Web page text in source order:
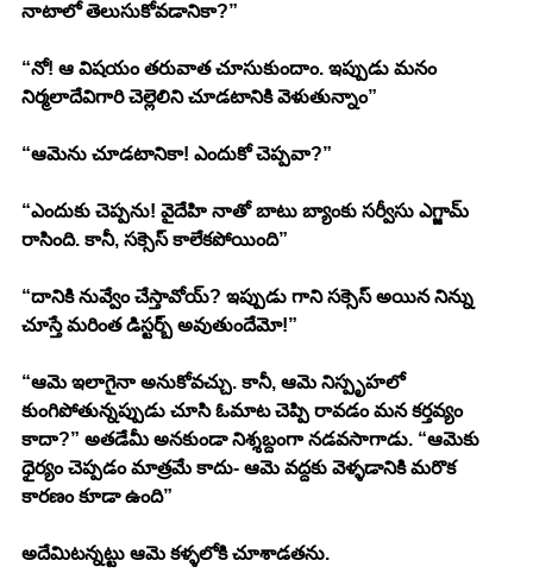
నాటాలో తెలుసుకోవడానికా?”
“నో! ఆ విషయం తరువాత చూసుకుందాం. ఇప్పుడు మనం
నిర్మలాదేవిగారి చెల్లెలిని చూడటానికి వెళుతున్నాం”
“ఆమెను చూడటానికా! ఎందుకో చెప్పవా?”
“ఎందుకు చెప్పను! వైదేహి నాతో బాటు బ్యాంకు సర్వీసు ఎగ్జామ్
రాసింది. కానీ, సక్సెస్ కాలేకపోయింది”
“దానికి నువ్వేం చేస్తావోయ్? ఇప్పుడు గాని సక్సెస్ అయిన నిన్ను
చూస్తే మరింత డిస్టర్బ్ అవుతుందేమో!”
“ఆమె ఇలాగైనా అనుకోవచ్చు. కానీ, ఆమె నిస్పృహలో
కుంగిపోతున్నప్పుడు చూసి ఓమాట చెప్పి రావడం మన కర్తవ్యం
కాదా?” అతడేమీ అనకుండా నిశ్శబ్దంగా నడవసాగాడు. “ఆమెకు
ధైర్యం చెప్పడం మాత్రమే కాదు- ఆమె వద్దకు వెళ్ళడానికి మరొక
కారణం కూడా ఉంది”
అదేమిటన్నట్టు ఆమె కళ్ళలోకి చూశాడతను.